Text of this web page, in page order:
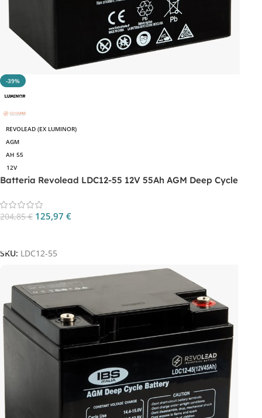
-39%
REVOLEAD (EX LUMINOR)
AGM
AH 55
12V
Batteria Revolead LDC12-55 12V 55Ah AGM Deep Cycle
204,85€ 125,97 €
SKU: LDC12-55